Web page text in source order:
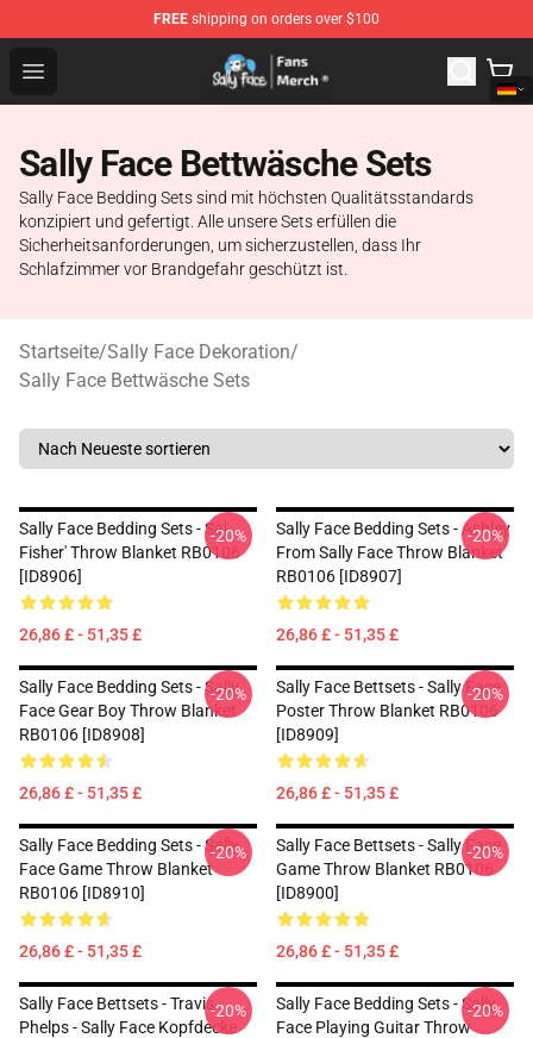
FREE shipping on orders over $100
Open menu
Sally Face Store - Official Sally Face Merchandise Shop
Sally Face Bettwäsche Sets
Sally Face Bedding Sets sind mit höchsten Qualitätsstandards
konzipiert und gefertigt. Alle unsere Sets erfüllen die
Sicherheitsanforderungen, um sicherzustellen, dass Ihr
Schlafzimmer vor Brandgefahr geschützt ist.
Startseite/Sally Face Dekoration/
Sally Face Bettwäsche Sets
Sally Face Bedding Sets - Sal
Fisher' Throw Blanket RB0106
[ID8906]
26,86 £ - 51,35 £
-20%
Sally Face Bedding Sets - Ashley
From Sally Face Throw Blanket
RB0106 [ID8907]
26,86 £ - 51,35 £
-20%
Sally Face Bedding Sets - Sally
Face Gear Boy Throw Blanket
RB0106 [ID8908]
26,86 £ - 51,35 £
-20%
Sally Face Bettsets - Sally Face
Poster Throw Blanket RB0106
[ID8909]
26,86 £ - 51,35 £
-20%
Sally Face Bedding Sets - Sally
Face Game Throw Blanket
RB0106 [ID8910]
26,86 £ - 51,35 £
-20%
Sally Face Bettsets - Sally Face
Game Throw Blanket RB0106
[ID8900]
26,86 £ - 51,35 £
-20%
Sally Face Bettsets - Travis
Phelps - Sally Face Kopfdecke
-20%
Sally Face Bedding Sets - Sally
Face Playing Guitar Throw
-20%